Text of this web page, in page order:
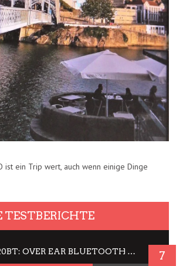
ist ein Trip wert, auch wenn einige Dinge
TESTBERICHTE
JBL TUNE 720BT: OVER EAR BLUETOOTH KOPFHÖRER UM DIE 50,-€ IM DAUER-TEST 7